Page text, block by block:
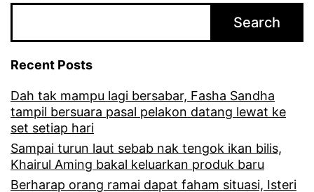
Search
Recent Posts
Dah tak mampu lagi bersabar, Fasha Sandha
tampil bersuara pasal pelakon datang lewat ke
set setiap hari
Sampai turun laut sebab nak tengok ikan bilis,
Khairul Aming bakal keluarkan produk baru
Berharap orang ramai dapat faham situasi, Isteri